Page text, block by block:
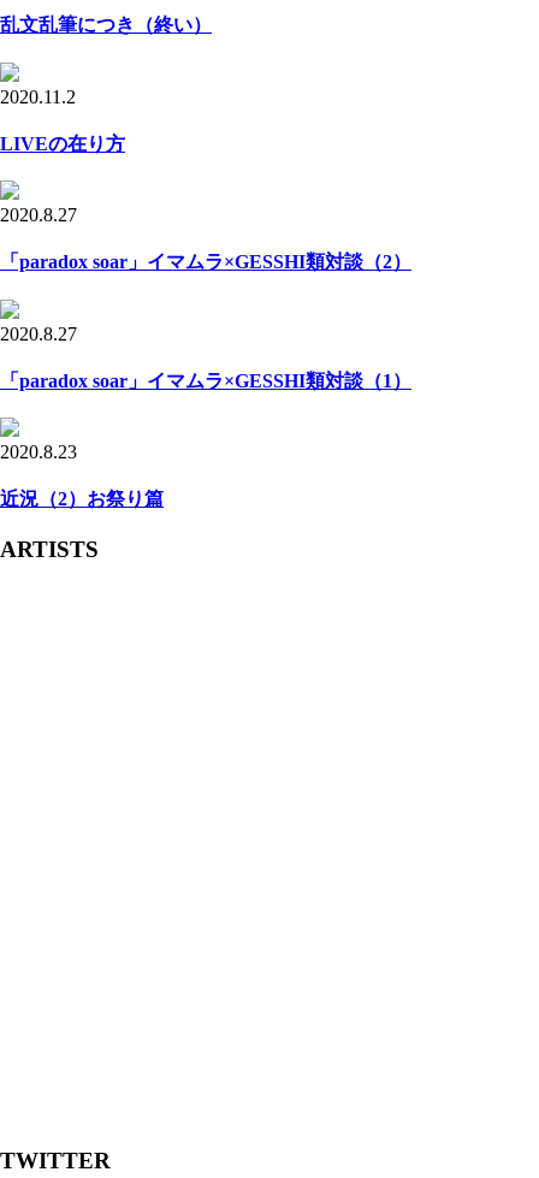
乱文乱筆につき（終い）
2020.11.2
LIVEの在り方
2020.8.27
「paradox soar」イマムラ×GESSHI類対談（2）
2020.8.27
「paradox soar」イマムラ×GESSHI類対談（1）
2020.8.23
近況（2）お祭り篇
ARTISTS
TWITTER